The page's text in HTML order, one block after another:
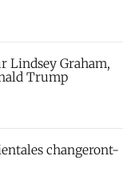
Lindsey Graham,
Trump
changeront-